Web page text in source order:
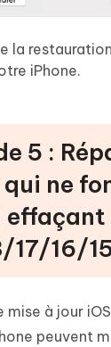
la
iPhone.
5 :
qui ne
effaçant
17/16/
mise à jour
peuvent